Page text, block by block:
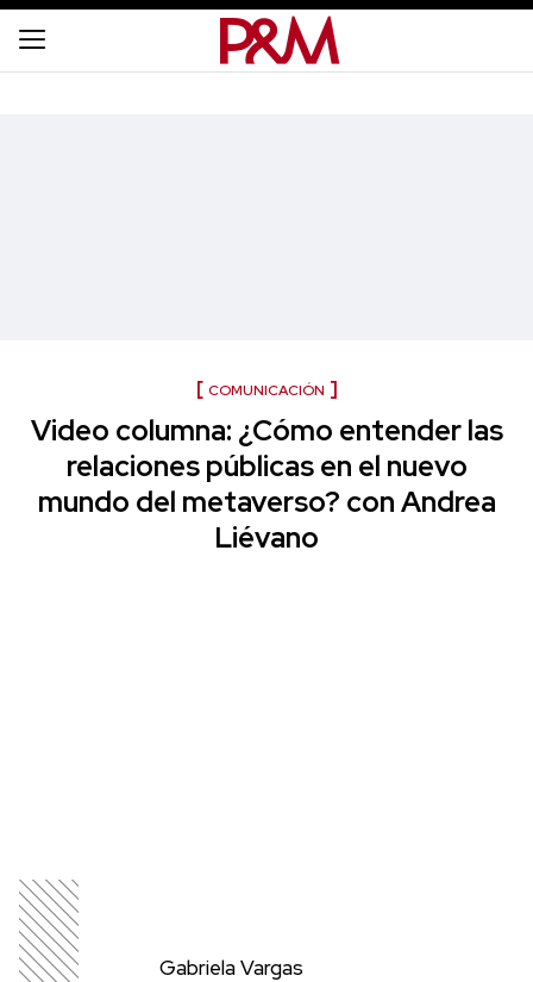
COMUNICACIÓN
Video columna: ¿Cómo entender las
relaciones públicas en el nuevo
mundo del metaverso? con Andrea
Liévano
Gabriela Vargas